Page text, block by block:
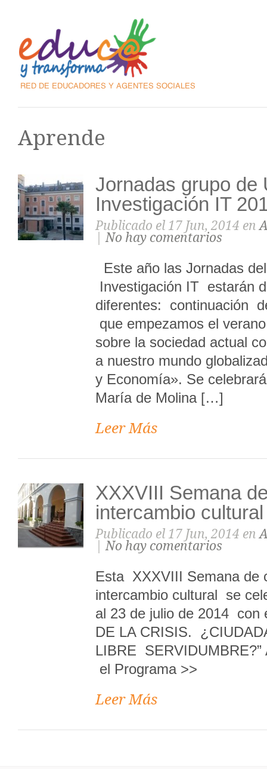
Aprende
Jornadas grupo de
Investigación IT
Publicado el 17 Jun, 2014 en
|No hay comentarios
Este año las Jornadas
Investigación IT estarán
diferentes: continuación
que empezamos el
sobre la sociedad actual
a nuestro mundo
y Economía». Se
María de Molina […]
Leer Más
XXXVIII Semana
intercambio cultural
Publicado el 17 Jun, 2014 en
|No hay comentarios
Esta XXXVIII Semana de
intercambio cultural se
al 23 de julio de 2014
DE LA CRISIS.
LIBRE SERVIDUMBRE?”
el Programa >>
Leer Más